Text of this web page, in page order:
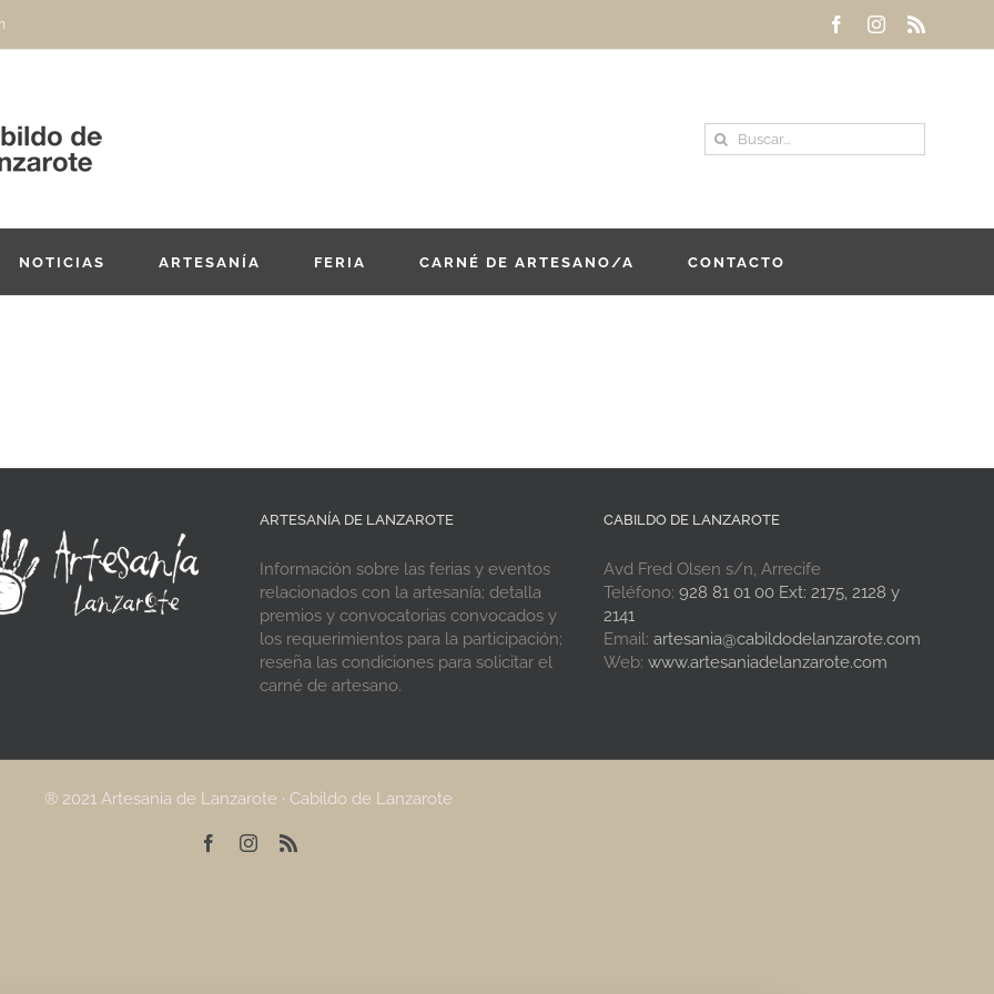
FacebookInstagram
Buscar:
NOTICIAS ARTESANÍA FERIA CARNÉ DE ARTESANO/A CONTACTO
ARTESANÍA DE LANZAROTE
Información sobre las ferias y eventos
relacionados con la artesanía; detalla
premios y convocatorias convocados y
los requerimientos para la participación;
reseña las condiciones para solicitar el
carné de artesano.
CABILDO DE LANZAROTE
Avd Fred Olsen s/n, Arrecife
Teléfono: 928 81 01 00 Ext: 2175, 2128 y
2141
Email: artesania@cabildodelanzarote.com
Web: www.artesaniadelanzarote.com
® 2021 Artesania de Lanzarote · Cabildo de Lanzarote
FacebookInstagram